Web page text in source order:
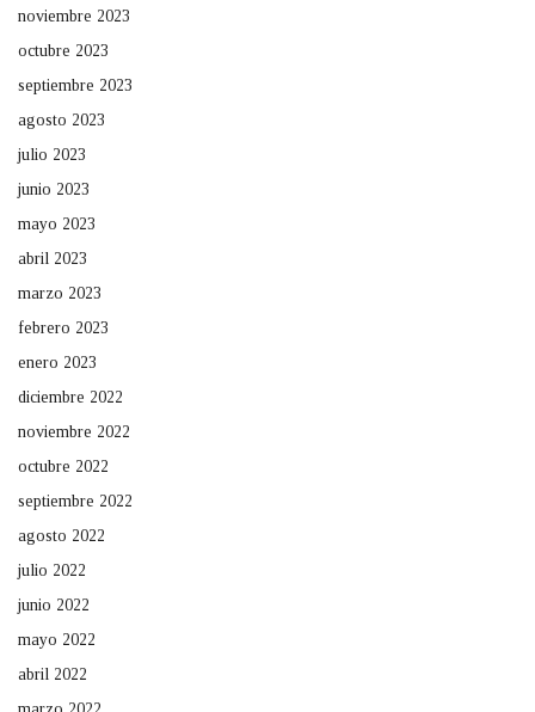
noviembre 2023
octubre 2023
septiembre 2023
agosto 2023
julio 2023
junio 2023
mayo 2023
abril 2023
marzo 2023
febrero 2023
enero 2023
diciembre 2022
noviembre 2022
octubre 2022
septiembre 2022
agosto 2022
julio 2022
junio 2022
mayo 2022
abril 2022